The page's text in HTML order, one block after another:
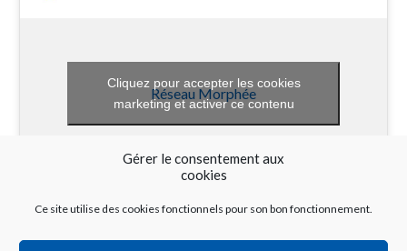
Gérer le consentement aux
cookies
Ce site utilise des cookies fonctionnels pour son bon fonctionnement.
Réseau Morphée
Cliquez pour accepter les cookies
marketing et activer ce contenu